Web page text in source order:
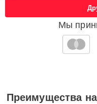
Мы
Преимущества